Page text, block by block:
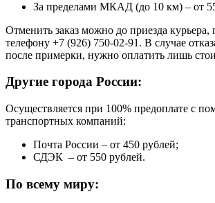
За пределами МКАД (до 10 км) – от
Отменить заказ можно до приезда курьера,
телефону +7 (926) 750-02-91. В случае
после примерки, нужно оплатить лишь
Другие города России:
Осуществляется при 100% предоплате с
транспортных компаний:
Почта России – от 450 рублей;
СДЭК – от 550 рублей.
По всему миру: